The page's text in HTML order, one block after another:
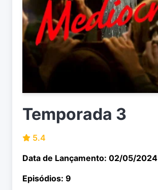
Temporada 3
5.4
Data de Lançamento: 02/05/2024
Episódios: 9